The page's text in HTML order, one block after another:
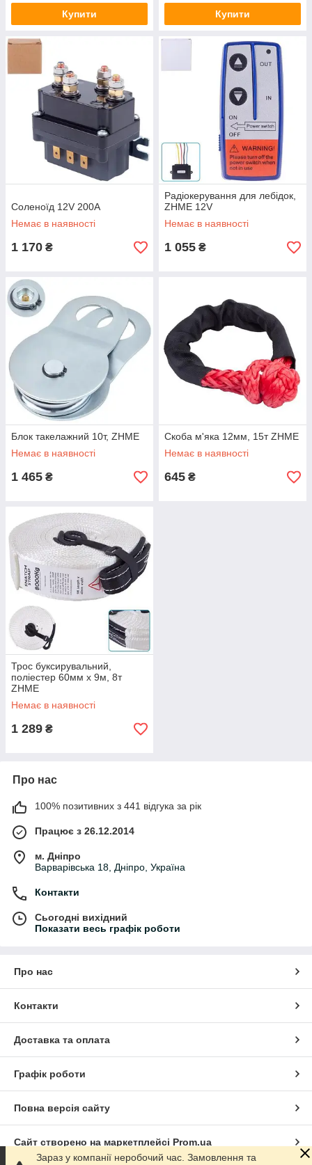
Купити Купити
Соленоїд 12V 200А
Немає в наявності
1 170 ₴
Радіокерування для лебідок,
ZHME 12V
Немає в наявності
1 055 ₴
Блок такелажний 10т, ZHME
Немає в наявності
1 465 ₴
Скоба м'яка 12мм, 15т ZHME
Немає в наявності
645 ₴
Трос буксирувальний,
поліестер 60мм х 9м, 8т
ZHME
Немає в наявності
1 289 ₴
Про нас
100% позитивних з 441 відгука за рік
Працює з 26.12.2014
м. Дніпро
Варварівська 18, Дніпро, Україна
Контакти
Сьогодні вихідний
Показати весь графік роботи
Про нас
Контакти
Доставка та оплата
Графік роботи
Повна версія сайту
Сайт створено на маркетплейсі Prom.ua
Зараз у компанії неробочий час. Замовлення та